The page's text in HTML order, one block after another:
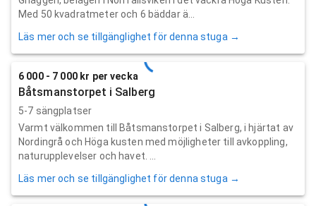
Med 50 kvadratmeter och 6 bäddar ä...
Läs mer och se tillgänglighet för denna stuga →
6 000 - 7 000 kr per vecka
Båtsmanstorpet i Salberg
5-7 sängplatser
Varmt välkommen till Båtsmanstorpet i Salberg, i hjärtat av
Nordingrå och Höga kusten med möjligheter till avkoppling,
naturupplevelser och havet. ...
Läs mer och se tillgänglighet för denna stuga →